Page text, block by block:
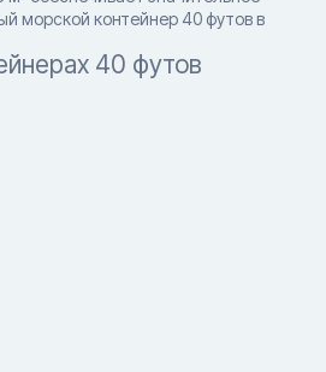
морской контейнер 40 футов в
40 футов